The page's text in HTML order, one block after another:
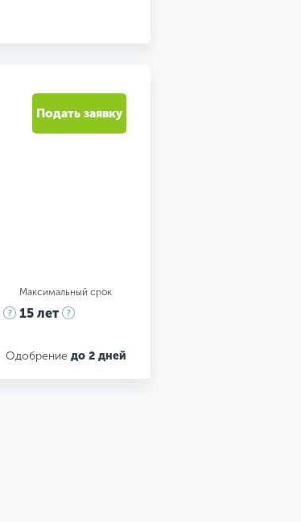
Максимальный срок
15 лет
Одобрение до 2 дней
Подать заявку